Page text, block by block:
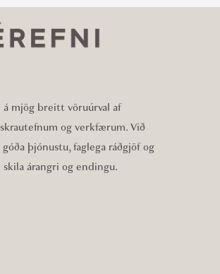
á mjög breitt vöruúrval af
og verkfærum. Við
þjónustu, faglega ráðgjöf og
árangri og endingu.